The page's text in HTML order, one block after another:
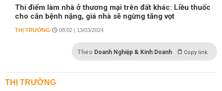
Thí điểm làm nhà ở thương mại trên đất khác: Liều thuốc
cho căn bệnh nặng, giá nhà sẽ ngừng tăng vọt
THỊ TRƯỜNG 08:02 | 13/03/2024
Theo Doanh Nghiệp & Kinh Doanh Copy link
THỊ TRƯỜNG